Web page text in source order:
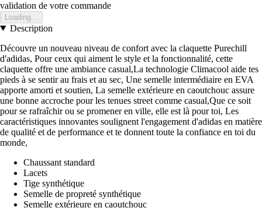
validation de votre commande
Loading...
Description
Découvre un nouveau niveau de confort avec la claquette Purechill
d'adidas, Pour ceux qui aiment le style et la fonctionnalité, cette
claquette offre une ambiance casual,La technologie Climacool aide tes
pieds à se sentir au frais et au sec, Une semelle intermédiaire en EVA
apporte amorti et soutien, La semelle extérieure en caoutchouc assure
une bonne accroche pour les tenues street comme casual,Que ce soit
pour se rafraîchir ou se promener en ville, elle est là pour toi, Les
caractéristiques innovantes soulignent l'engagement d'adidas en matière
de qualité et de performance et te donnent toute la confiance en toi du
monde,
Chaussant standard
Lacets
Tige synthétique
Semelle de propreté synthétique
Semelle extérieure en caoutchouc